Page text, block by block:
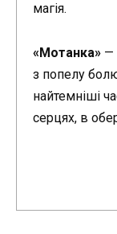
магія.
«Мотанка» —
з попелу
найтемніші
серцях, в